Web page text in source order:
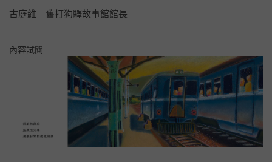
古庭維｜舊打狗驛故事館館長
內容試閱